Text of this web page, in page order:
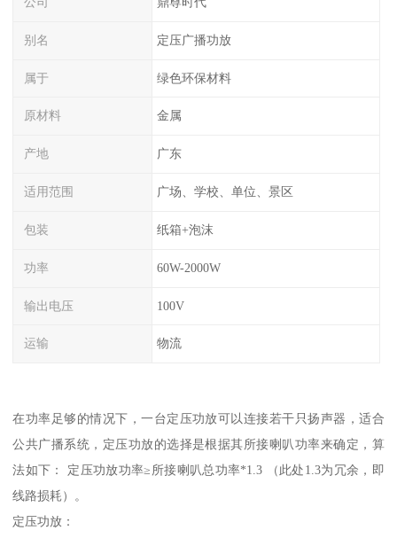
别名 定压广播功放
属于 绿色环保材料
原材料 金属
产地 广东
适用范围 广场、学校、单位、景区
包装 纸箱+泡沫
功率 60W-2000W
输出电压 100V
运输 物流
在功率足够的情况下，一台定压功放可以连接若干只扬声器，适合
公共广播系统，定压功放的选择是根据其所接喇叭功率来确定，算
法如下： 定压功放功率≥所接喇叭总功率*1.3 （此处1.3为冗余，即
线路损耗）。
定压功放：